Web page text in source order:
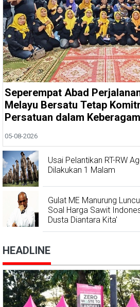
Seperempat Abad
Melayu Bersatu Tetap
Persatuan dalam
05-08-2026
Usai Pelantikan RT-RW
Dilakukan 1 Malam
Gulat ME Manurung
Soal Harga Sawit
Dusta Diantara Kita'
HEADLINE